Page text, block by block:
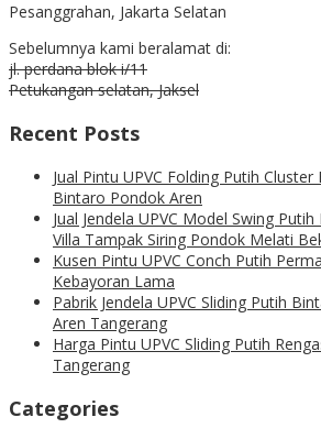
Pesanggrahan, Jakarta Selatan
Sebelumnya kami beralamat di:
jl. perdana blok i/11
Petukangan selatan, Jaksel
Recent Posts
Jual Pintu UPVC Folding Putih
Bintaro Pondok Aren
Jual Jendela UPVC Model Swing
Villa Tampak Siring Pondok Melati
Kusen Pintu UPVC Conch Putih
Kebayoran Lama
Pabrik Jendela UPVC Sliding Putih
Aren Tangerang
Harga Pintu UPVC Sliding Putih
Tangerang
Categories